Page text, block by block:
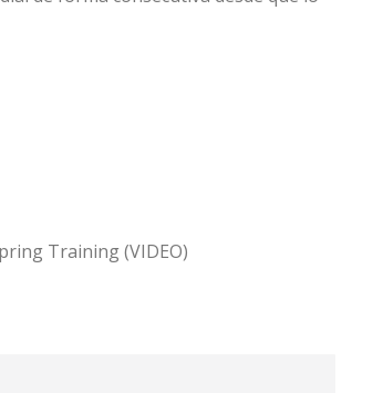
Training (VIDEO)